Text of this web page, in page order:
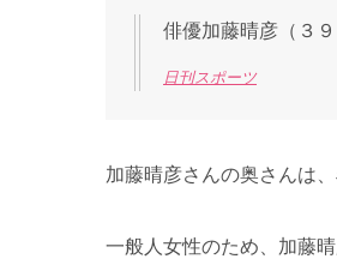
俳優加藤晴彦（３
日刊スポーツ
加藤晴彦さんの奥さんは、
一般人女性のため、加藤